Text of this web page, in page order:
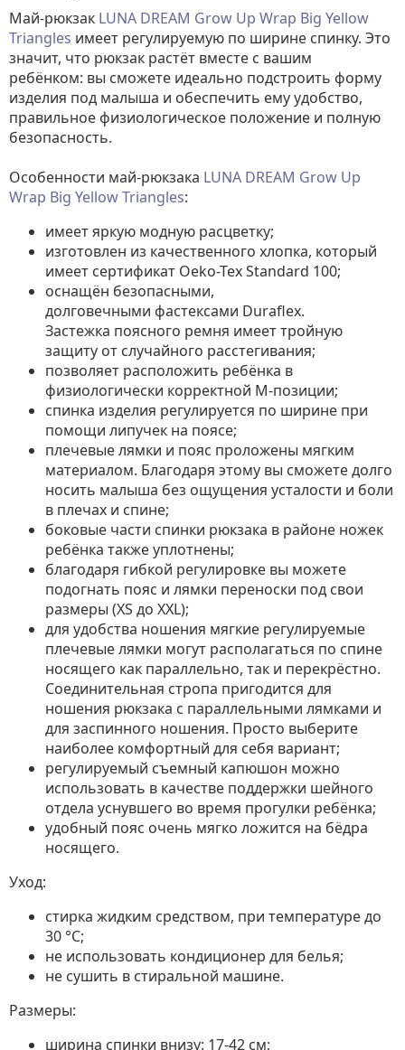
Май-рюкзак LUNA DREAM Grow Up Wrap Big Yellow
Triangles имеет регулируемую по ширине спинку. Это
значит, что рюкзак растёт вместе с вашим
ребёнком: вы сможете идеально подстроить форму
изделия под малыша и обеспечить ему удобство,
правильное физиологическое положение и полную
безопасность.
Особенности май-рюкзака LUNA DREAM Grow Up
Wrap Big Yellow Triangles:
имеет яркую модную расцветку;
изготовлен из качественного хлопка, который
имеет сертификат Oeko-Tex Standard 100;
оснащён безопасными,
долговечными фастексами Duraflex.
Застежка поясного ремня имеет тройную
защиту от случайного расстегивания;
позволяет расположить ребёнка в
физиологически корректной М-позиции;
спинка изделия регулируется по ширине при
помощи липучек на поясе;
плечевые лямки и пояс проложены мягким
материалом. Благодаря этому вы сможете долго
носить малыша без ощущения усталости и боли
в плечах и спине;
боковые части спинки рюкзака в районе ножек
ребёнка также уплотнены;
благодаря гибкой регулировке вы можете
подогнать пояс и лямки переноски под свои
размеры (XS до XXL);
для удобства ношения мягкие регулируемые
плечевые лямки могут располагаться по спине
носящего как параллельно, так и перекрёстно.
Соединительная стропа пригодится для
ношения рюкзака с параллельными лямками и
для заспинного ношения. Просто выберите
наиболее комфортный для себя вариант;
регулируемый съемный капюшон можно
использовать в качестве поддержки шейного
отдела уснувшего во время прогулки ребёнка;
удобный пояс очень мягко ложится на бёдра
носящего.
Уход:
стирка жидким средством, при температуре до
30 °C;
не использовать кондиционер для белья;
не сушить в стиральной машине.
Размеры:
ширина спинки внизу: 17-42 см;